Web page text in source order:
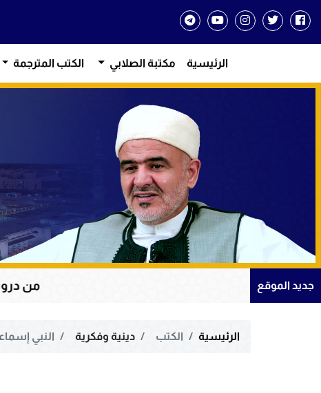
الرئيسية مكتبة الصلابي الكتب المترجمة
جديد الموقع من دروس الإيمان
الرئيسية الكتب دينية وفكرية النبي